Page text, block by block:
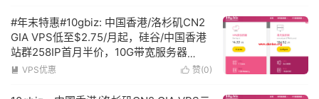
#年末特惠#10gbiz: 中国香港/洛杉矶CN2
GIA VPS低至$2.75/月起，硅谷/中国香港
站群258IP首月半价，10G带宽服务器
$439起
 赞(0)
 VPS优惠